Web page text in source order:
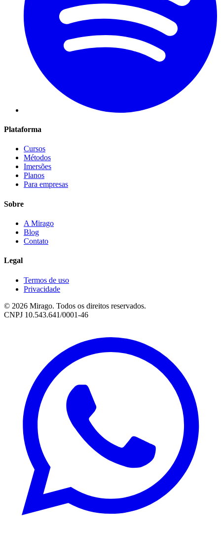
Plataforma
Cursos
Métodos
Imersões
Planos
Para empresas
Sobre
A Mirago
Blog
Contato
Legal
Termos de uso
Privacidade
© 2026 Mirago. Todos os direitos reservados.
CNPJ 10.543.641/0001-46